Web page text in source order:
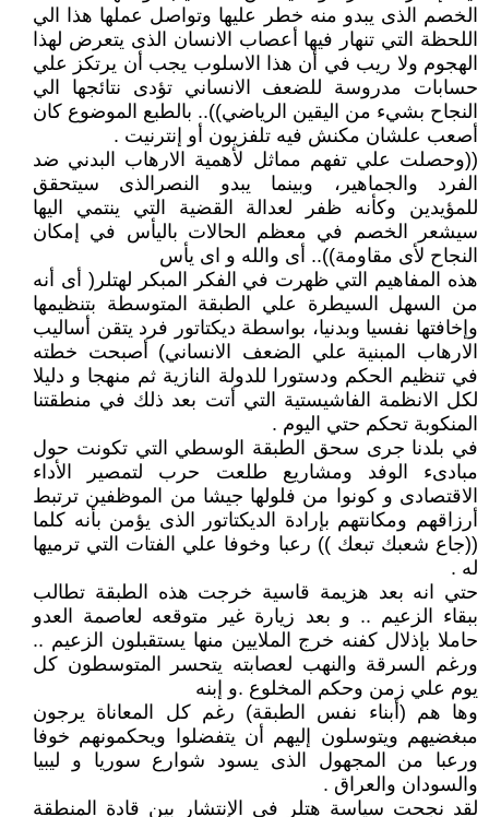
الخصم الذى يبدو منه خطر عليها وتواصل عملها هذا الي
اللحظة التي تنهار فيها أعصاب الانسان الذى يتعرض لهذا
الهجوم ولا ريب في أن هذا الاسلوب يجب أن يرتكز علي
حسابات مدروسة للضعف الانساني تؤدى نتائجها الي
النجاح بشيء من اليقين الرياضي)).. بالطبع الموضوع كان
أصعب علشان مكنش فيه تلفزيون أو إنترنيت .
((وحصلت علي تفهم مماثل لأهمية الارهاب البدني ضد
الفرد والجماهير، وبينما يبدو النصرالذى سيتحقق
للمؤيدين وكأنه ظفر لعدالة القضية التي ينتمي اليها
سيشعر الخصم في معظم الحالات باليأس في إمكان
النجاح لأى مقاومة)).. أى والله و اى يأس
هذه المفاهيم التي ظهرت في الفكر المبكر لهتلر( أى أنه
من السهل السيطرة علي الطبقة المتوسطة بتنظيمها
وإخافتها نفسيا وبدنيا، بواسطة ديكتاتور فرد يتقن أساليب
الارهاب المبنية علي الضعف الانساني) أصبحت خطته
في تنظيم الحكم ودستورا للدولة النازية ثم منهجا و دليلا
لكل الانظمة الفاشيستية التي أتت بعد ذلك في منطقتنا
المنكوبة تحكم حتي اليوم .
في بلدنا جرى سحق الطبقة الوسطي التي تكونت حول
مبادىء الوفد ومشاريع طلعت حرب لتمصير الأداء
الاقتصادى و كونوا من فلولها جيشا من الموظفين ترتبط
أرزاقهم ومكانتهم بإرادة الديكتاتور الذى يؤمن بأنه كلما
((جاع شعبك تبعك )) رعبا وخوفا علي الفتات التي ترميها
له .
حتي انه بعد هزيمة قاسية خرجت هذه الطبقة تطالب
ببقاء الزعيم .. و بعد زيارة غير متوقعه لعاصمة العدو
حاملا بإذلال كفنه خرج الملايين منها يستقبلون الزعيم ..
ورغم السرقة والنهب لعصابته يتحسر المتوسطون كل
يوم علي زمن وحكم المخلوع .و إبنه
وها هم (أبناء نفس الطبقة) رغم كل المعاناة يرجون
مبغضيهم ويتوسلون إليهم أن يتفضلوا ويحكمونهم خوفا
ورعبا من المجهول الذى يسود شوارع سوريا و ليبيا
والسودان والعراق .
لقد نجحت سياسة هتلر في الإنتشار بين قادة المنطقة